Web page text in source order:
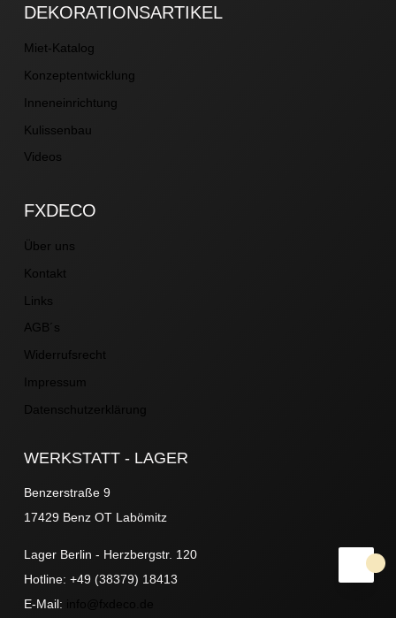
DEKORATIONSARTIKEL
Miet-Katalog
Konzeptentwicklung
Inneneinrichtung
Kulissenbau
Videos
FXDECO
Über uns
Kontakt
Links
AGB´s
Widerrufsrecht
Impressum
Datenschutzerklärung
WERKSTATT - LAGER
Benzerstraße 9
17429 Benz OT Labömitz
Lager Berlin - Herzbergstr. 120
Hotline: +49 (38379) 18413
E-Mail: